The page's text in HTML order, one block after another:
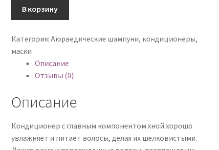
Кондиционер
Vatika
henna
с
хной
В корзину
Категория: Аюрведические шампуни, кондиционеры,
маски
Описание
Отзывы (0)
Описание
Кондиционер с главным компонентом хной хорошо
увлажняет и питает волосы, делая их шелковистыми.